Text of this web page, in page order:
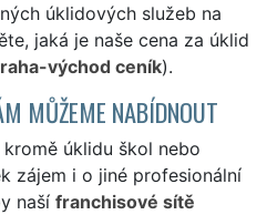
úklidových služeb na
jaká je naše cena za úklid
východ ceník).
MŮŽEME NABÍDNOUT
kromě úklidu škol nebo
zájem i o jiné profesionální
naší franchisové sítě